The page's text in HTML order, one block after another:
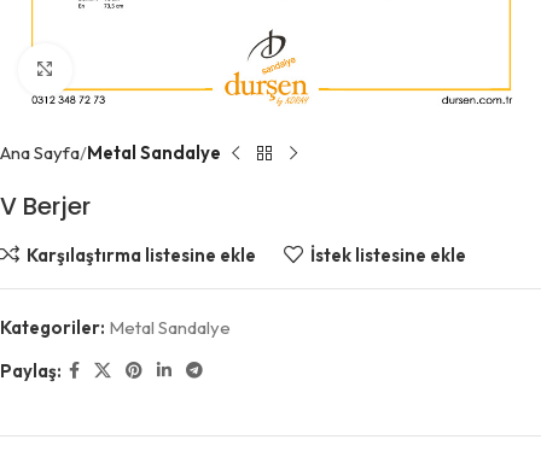
Büyütmek için tıklayın
Ana Sayfa Metal Sandalye
V Berjer
Karşılaştırma listesine ekle İstek listesine ekle
Kategoriler: Metal Sandalye
Paylaş: